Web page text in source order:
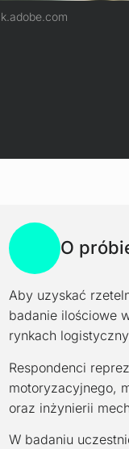
O
Aby uzyskać
badanie ilościowe
rynkach
Respondenci
motoryzacyjnego,
oraz inżynierii
W badaniu